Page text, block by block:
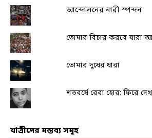
আন্দোলনের নারী-স্পন্দন
তোমার বিচার করবে
তোমার দুধের ধারা
শতবর্ষে রেবা হোর: ফিরে
যাত্রীদের মন্তব্য সমূহ